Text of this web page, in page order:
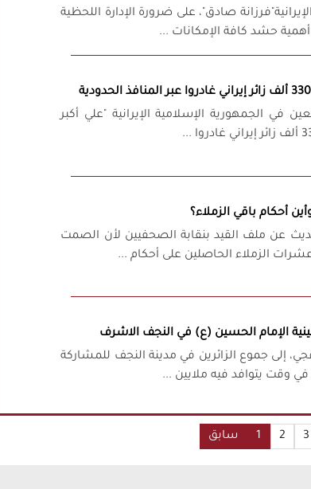
صادق"، على ضرورة الإدارة اللحظية
أهمية حشد كافة الإمكانات ...
في الجمهورية الإسلامية الإيرانية "علي أكبر
أحكام باقي الزملاء؟
عن ملف القيد بنقابة الصحفيين لأن الصمت
الزملاء الحاصلين على أحكام ...
الإمام الحسين (ع) في النجف الاشرف
إلى جموع الزائرين في مدينة النجف للمشاركة
وقت يتوافد فيه ملايين ...
سابق 1 2 3